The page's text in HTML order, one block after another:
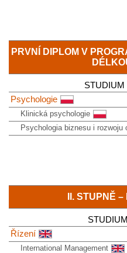
PRVNÍ DIPLOM V
STUDIUM
Psychologie
Klinická psychologie
Psychologia biznesu i rozwoju
II. STUPNĚ
STUDIUM
Řízení
International Management